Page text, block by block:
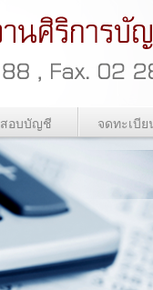
สอบบัญชี จดทะเบี